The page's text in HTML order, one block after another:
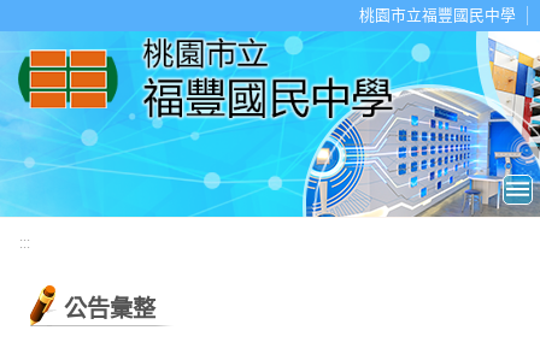
桃園市立福豐國民中學
:::
公告彙整